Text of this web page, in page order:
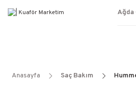
Ağda
Anasayfa Saç Bakım